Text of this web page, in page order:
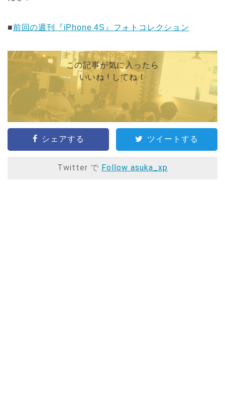
■前回の週刊『iPhone 4S』フォトコレクション
この記事が気に入ったら
いいね ! してね！
シェアする ツイートする
Twitter で Follow asuka_xp